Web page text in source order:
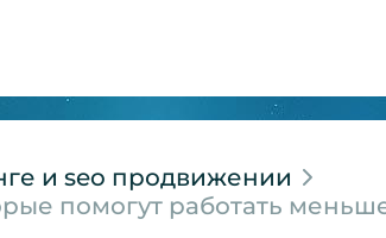
и seo продвижении
помогут работать